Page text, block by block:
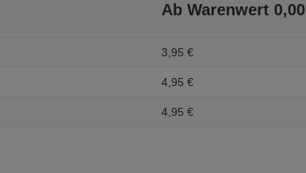
Ab Warenwert 0,00
3, 95 €
4, 95 €
4, 95 €